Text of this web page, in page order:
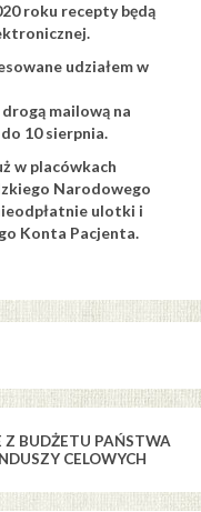
roku recepty będą
udziałem w
mailową na
do 10 sierpnia.
w placówkach
Narodowego
ulotki i
Konta Pacjenta.
BUDŻETU PAŃSTWA
CELOWYCH